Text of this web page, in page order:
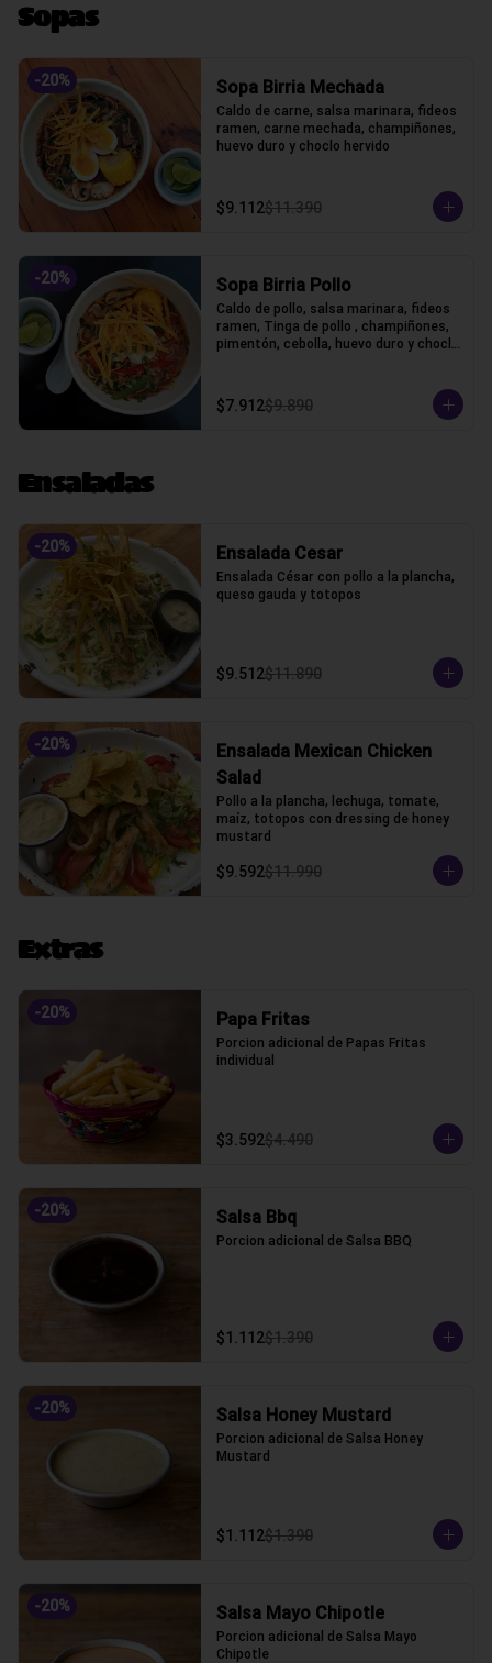
Sopas
-20% Sopa Birria Mechada
Caldo de carne, salsa marinara, fideos
ramen, carne mechada, champiñones,
huevo duro y choclo hervido
$9.112$11.390
-20% Sopa Birria Pollo
Caldo de pollo, salsa marinara, fideos
ramen, Tinga de pollo , champiñones,
pimentón, cebolla, huevo duro y choclo
$7.912$9.890
Ensaladas
-20% Ensalada Cesar
Ensalada César con pollo a la plancha,
queso gauda y totopos
$9.512$11.890
-20%
Ensalada Mexican Chicken
Salad
Pollo a la plancha, lechuga, tomate,
maíz, totopos con dressing de honey
mustard
$9.592$11.990
Extras
-20% Papa Fritas
Porcion adicional de Papas Fritas
individual
$3.592$4.490
-20% Salsa Bbq
Porcion adicional de Salsa BBQ
$1.112$1.390
-20% Salsa Honey Mustard
Porcion adicional de Salsa Honey
Mustard
$1.112$1.390
-20% Salsa Mayo Chipotle
Porcion adicional de Salsa Mayo
Chipotle